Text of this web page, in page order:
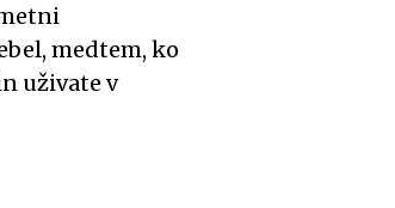
medtem, ko
uživate v